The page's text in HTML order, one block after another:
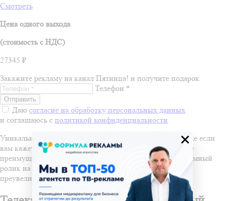
Смотреть
Цена одного выхода
(стоимость c НДС)
27345 ₽
Закажите рекламу на канал Пятница! и получите подарок
Телефон *
Даю согласие на обработку персональных данных
и соглашаюсь с политикой конфиденциальности
Уникальный формат выделяет его из ряда других, и даже если
вам кажется, что федеральные каналы дадут вам больше
преимуществ, не упускайте возможность заказать рекламный
ролик на канале Пятница — выгоду от этого вложения
преувеличить невозможно.
×